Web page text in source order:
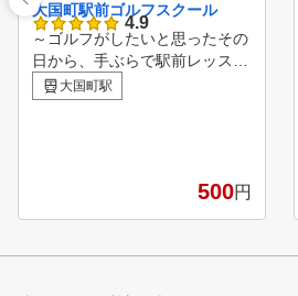
大国町駅前ゴルフスクール
4.9
～ゴルフがしたいと思ったその
日から、手ぶらで駅前レッスン
～ 安心の定額料金でレッスン
受け放題。 店舗相互利用も可
ん。 1レッスン50分間に、最大
いただきます。 お客様が、最
大国町駅
500円